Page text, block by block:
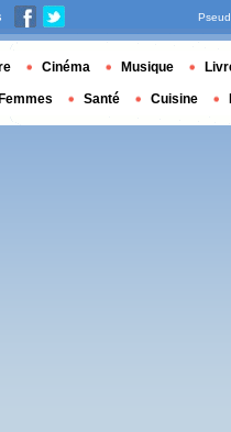
Cinéma Musique
Santé Cuisine